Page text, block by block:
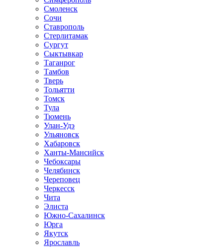
Смоленск
Сочи
Ставрополь
Стерлитамак
Сургут
Сыктывкар
Таганрог
Тамбов
Тверь
Тольятти
Томск
Тула
Тюмень
Улан-Удэ
Ульяновск
Хабаровск
Ханты-Мансийск
Чебоксары
Челябинск
Череповец
Черкесск
Чита
Элиста
Южно-Сахалинск
Юрга
Якутск
Ярославль